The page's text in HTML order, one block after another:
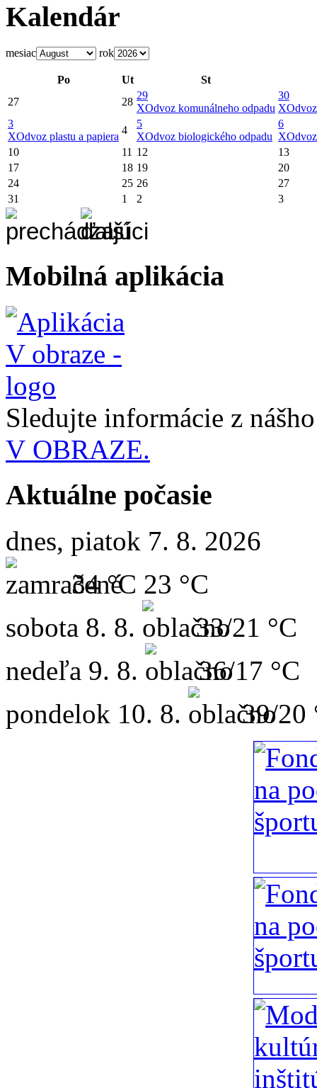
Kalendár
mesiac rok
Po Ut
St
27
28
29
XOdvoz komunálneho odpadu
30
X
3
XOdvoz plastu a papiera
4
5
XOdvoz biologického odpadu
6
X
10
11 12
13
17
18 19
20
24
25 26
27
31
1 2 3
Mobilná aplikácia
Sledujte informácie z
V OBRAZE.
Aktuálne počasie
dnes, piatok 7. 8. 2026
34 °C 23 °C
sobota 8. 8.
33/21 °C
nedeľa 9. 8.
36/17 °C
pondelok 10. 8. 39/20